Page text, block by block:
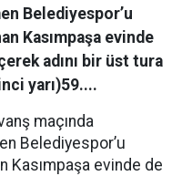
Belediyespor’u
Kasımpaşa evinde
adını bir üst tura
yarı)59....
maçında
Belediyespor’u
Kasımpaşa evinde de